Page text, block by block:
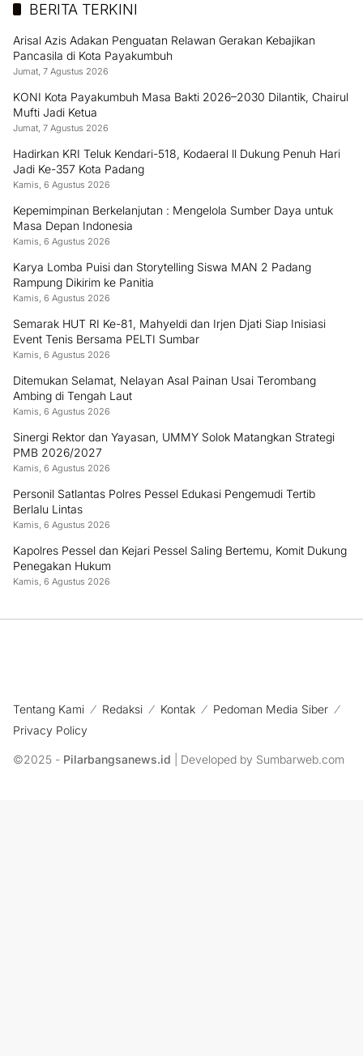
BERITA TERKINI
Arisal Azis Adakan Penguatan Relawan Gerakan Kebajikan
Pancasila di Kota Payakumbuh
Jumat, 7 Agustus 2026
KONI Kota Payakumbuh Masa Bakti 2026–2030 Dilantik, Chairul
Mufti Jadi Ketua
Jumat, 7 Agustus 2026
Hadirkan KRI Teluk Kendari-518, Kodaeral ll Dukung Penuh Hari
Jadi Ke-357 Kota Padang
Kamis, 6 Agustus 2026
Kepemimpinan Berkelanjutan : Mengelola Sumber Daya untuk
Masa Depan Indonesia
Kamis, 6 Agustus 2026
Karya Lomba Puisi dan Storytelling Siswa MAN 2 Padang
Rampung Dikirim ke Panitia
Kamis, 6 Agustus 2026
Semarak HUT RI Ke-81, Mahyeldi dan Irjen Djati Siap Inisiasi
Event Tenis Bersama PELTI Sumbar
Kamis, 6 Agustus 2026
Ditemukan Selamat, Nelayan Asal Painan Usai Terombang
Ambing di Tengah Laut
Kamis, 6 Agustus 2026
Sinergi Rektor dan Yayasan, UMMY Solok Matangkan Strategi
PMB 2026/2027
Kamis, 6 Agustus 2026
Personil Satlantas Polres Pessel Edukasi Pengemudi Tertib
Berlalu Lintas
Kamis, 6 Agustus 2026
Kapolres Pessel dan Kejari Pessel Saling Bertemu, Komit Dukung
Penegakan Hukum
Kamis, 6 Agustus 2026
Tentang Kami Redaksi Kontak
Pedoman Media Siber
Privacy Policy
©2025 - Pilarbangsanews.id | Developed by Sumbarweb.com